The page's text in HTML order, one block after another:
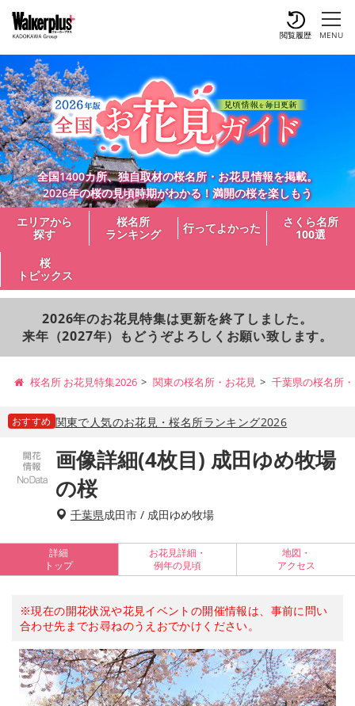
MENU
閲覧履歴
全国1400カ所、独自取材の桜名所・お花見情報を掲載。
2026年の桜の見頃時期がわかる！満開の桜を楽しもう
エリアから
探す
桜名所
ランキング
行ってよかった
さくら名所
100選
桜
トピックス
2026年のお花見特集は更新を終了しました。
来年（2027年）もどうぞよろしくお願い致します。
桜名所 お花見特集2026 関東の桜名所・お花見 千葉県の桜名所
おすすめ 関東で人気のお花見・桜名所ランキング2026
画像詳細(4枚目) 成田ゆめ牧場
の桜
千葉県成田市 / 成田ゆめ牧場
詳細
トップ
お花見詳細・
例年の見頃
地図・
アクセス
※現在の開花状況や花見イベントの開催情報は、事前に問い
合わせ先までお尋ねのうえおでかけください。